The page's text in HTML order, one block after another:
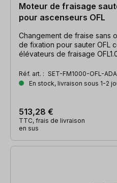
Moteur de fraisage
pour ascenseurs OFL
Changement de fraise sans
de fixation pour sauter OFL compatible avec les
élévateurs de fraisage
Réf. art. : SET-FM1000-OFL-
En stock, livraison sous 1-2
513,28 €
TTC, frais de livraison
en sus